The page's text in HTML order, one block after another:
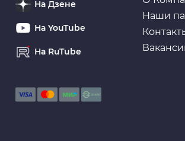
Наши
На Дзене
На YouTube
На RuTube